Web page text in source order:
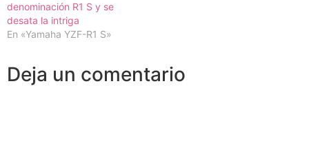
denominación R1 S y se
desata la intriga
En «Yamaha YZF-R1 S»
Deja un comentario